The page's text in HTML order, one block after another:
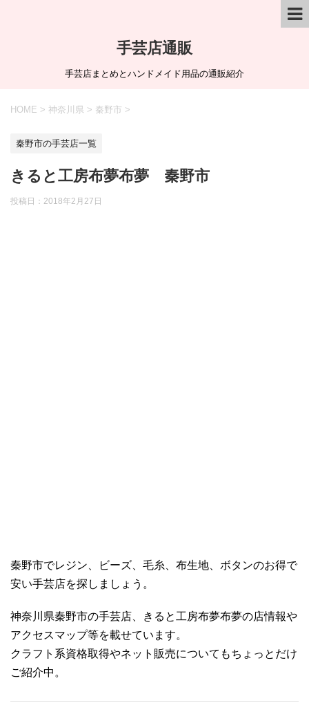
手芸店通販
手芸店まとめとハンドメイド用品の通販紹介
HOME > 神奈川県 > 秦野市 >
秦野市の手芸店一覧
きると工房布夢布夢 秦野市
投稿日： 2018年2月27日
秦野市でレジン、ビーズ、毛糸、布生地、ボタンのお得で
安い手芸店を探しましょう。
神奈川県秦野市の手芸店、きると工房布夢布夢の店情報や
アクセスマップ等を載せています。
クラフト系資格取得やネット販売についてもちょっとだけ
ご紹介中。